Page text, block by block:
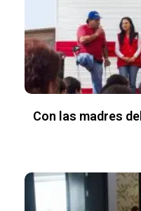
Con las madres